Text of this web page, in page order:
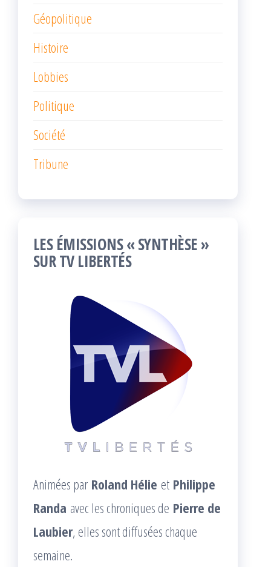
Géopolitique
Histoire
Lobbies
Politique
Société
Tribune
LES ÉMISSIONS « SYNTHÈSE »
SUR TV LIBERTÉS
Animées par Roland Hélie et Philippe
Randa avec les chroniques de Pierre de
Laubier, elles sont diffusées chaque
semaine.